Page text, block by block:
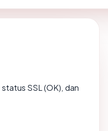
SSL (OK), dan